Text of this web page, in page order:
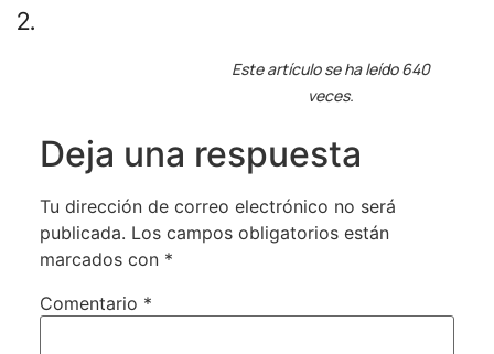
2.
Este artículo se ha leído 640
veces.
Deja una respuesta
Tu dirección de correo electrónico no será
publicada. Los campos obligatorios están
marcados con *
Comentario *